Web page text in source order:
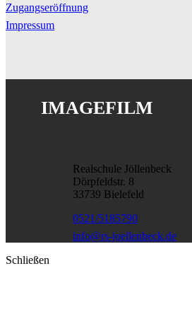
Zugangseröffnung
Impressum
IMAGEFILM
Realschule Jöllenbeck
Dörpfeldstr. 8
33739 Bielefeld
0521/5185790
info@rs-joellenbeck.de
Schließen